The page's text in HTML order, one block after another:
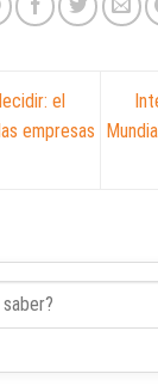
el
empresas